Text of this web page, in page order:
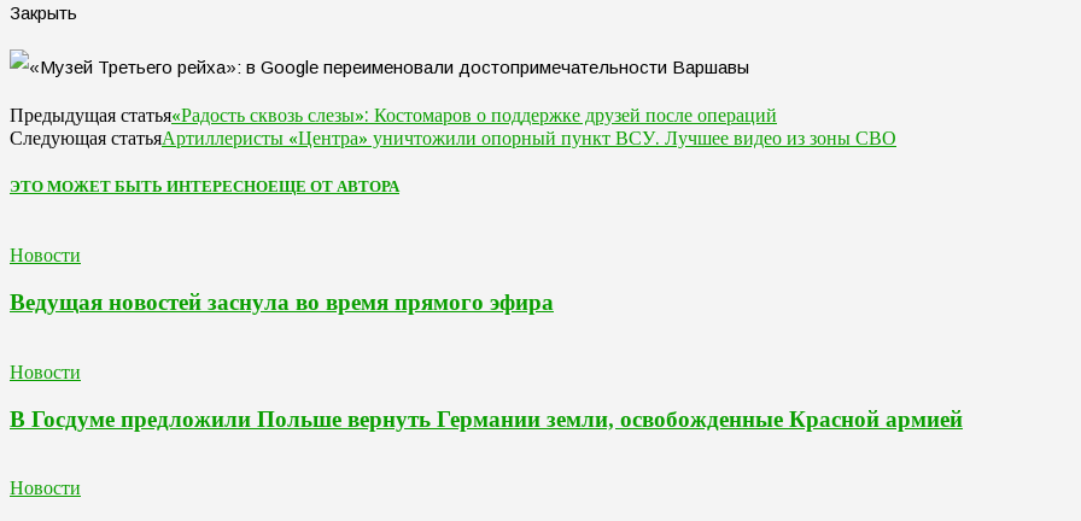
Закрыть
Предыдущая статья«Радость сквозь слезы»: Костомаров о поддержке друзей после операций
Следующая статьяАртиллеристы «Центра» уничтожили опорный пункт ВСУ. Лучшее видео из зоны СВО
ЭТО МОЖЕТ БЫТЬ ИНТЕРЕСНОЕЩЕ ОТ АВТОРА
Новости
Ведущая новостей заснула во время прямого эфира
Новости
В Госдуме предложили Польше вернуть Германии земли, освобожденные Красной армией
Новости